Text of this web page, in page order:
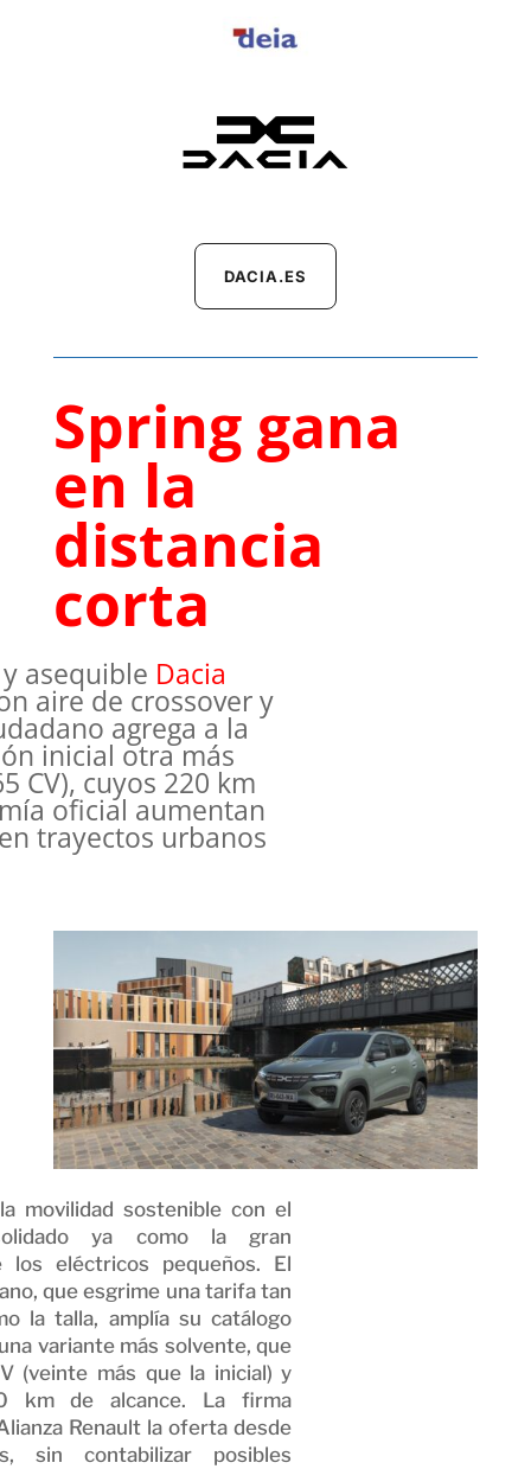
DACIA.ES
Spring gana
en la
distancia
corta
asequible Dacia
aire de crossover y
agrega a la
inicial otra más
CV), cuyos 220 km
oficial aumentan
trayectos urbanos
movilidad sostenible con el
ya como la gran
los eléctricos pequeños. El
que esgrime una tarifa tan
la talla, amplía su catálogo
variante más solvente, que
(veinte más que la inicial) y
km de alcance. La firma
Renault la oferta desde
sin contabilizar posibles